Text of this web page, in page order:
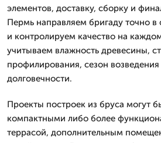
элементов, доставку, сборку и
Пермь направляем бригаду точно в
и контролируем качество на
учитываем влажность древесины,
профилирования, сезон
долговечности.
Проекты построек из бруса могут
компактными либо более
террасой, дополнительным